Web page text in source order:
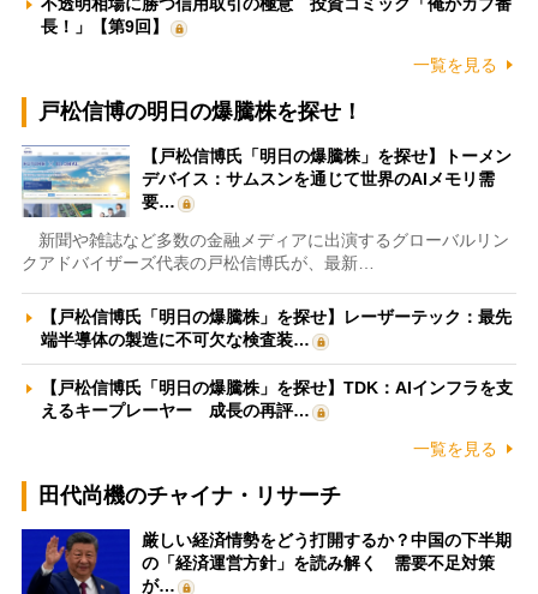
長！」【第9回】
一覧を見る
戸松信博の明日の爆騰株を探せ！
【戸松信博氏「明日の爆騰株」を探せ】トーメン
デバイス：サムスンを通じて世界のAIメモリ需
要…
新聞や雑誌など多数の金融メディアに出演するグローバルリン
クアドバイザーズ代表の戸松信博氏が、最新…
【戸松信博氏「明日の爆騰株」を探せ】レーザーテック：最先
端半導体の製造に不可欠な検査装…
【戸松信博氏「明日の爆騰株」を探せ】TDK：AIインフラを支
えるキープレーヤー 成長の再評…
一覧を見る
田代尚機のチャイナ・リサーチ
厳しい経済情勢をどう打開するか？中国の下半期
の「経済運営方針」を読み解く 需要不足対策
が…